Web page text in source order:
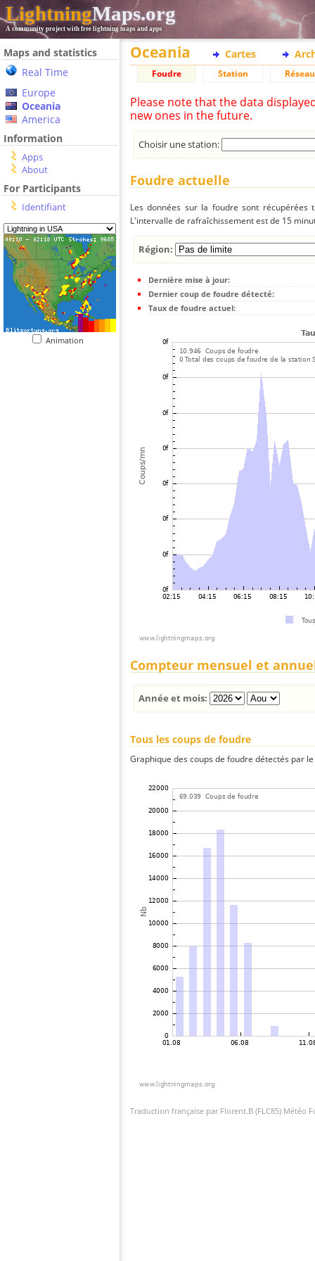
LightningMaps.org
A community project with free lightning maps and apps
Maps and statistics
Real Time
Europe
Oceania
America
Information
Apps
About
For Participants
Identifiant
Animation
Oceania Cartes
Foudre Station Réseau
Please note that the data
new ones in the future.
Choisir une station:
Foudre actuelle
Les données sur la foudre sont
L'intervalle de rafraîchissement est de 15
Région:
Dernière mise à jour:
Dernier coup de foudre détecté:
Taux de foudre actuel:
Compteur mensuel et
Année et mois:
Tous les coups de foudre
Graphique des coups de foudre détectés par
Traduction française par Florent.B (FLC85) Météo